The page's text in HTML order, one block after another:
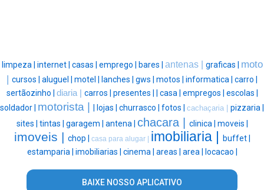
limpeza | internet | casas | emprego | bares | antenas | graficas | moto
| cursos | aluguel | motel | lanches | gws | motos | informatica | carro |
sertãozinho | diaria | carros | presentes | | casa | empregos | escolas |
soldador | motorista | | lojas | churrasco | fotos | cachaçaria | pizzaria |
sites | tintas | garagem | antena | chacara | clinica | moveis |
imoveis | chop | casa para alugar | imobiliaria | buffet |
estamparia | imobiliarias | cinema | areas | area | locacao |
BAIXE NOSSO APLICATIVO